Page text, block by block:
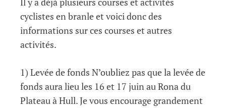
cyclistes en branle et voici donc des
informations sur ces courses et autres
activités.
1) Levée de fonds N’oubliez pas que la levée de
fonds aura lieu les 16 et 17 juin au Rona du
Plateau à Hull. Je vous encourage grandement